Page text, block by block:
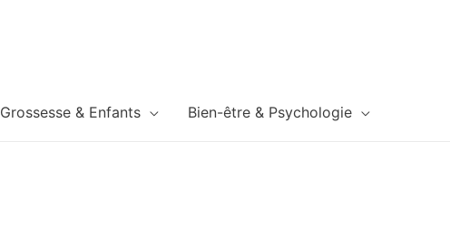
Grossesse & Enfants Bien-être & Psychologie